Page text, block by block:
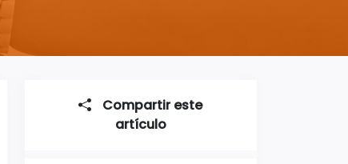
Compartir este
artículo